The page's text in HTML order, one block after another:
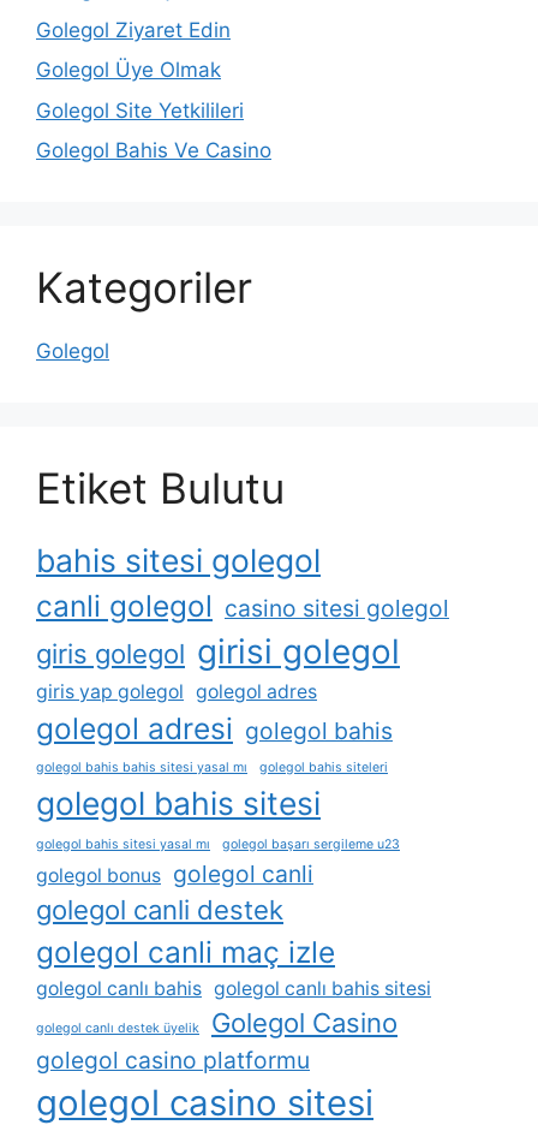
Golegol Ziyaret Edin
Golegol Üye Olmak
Golegol Site Yetkilileri
Golegol Bahis Ve Casino
Kategoriler
Golegol
Etiket Bulutu
bahis sitesi golegol
canli golegol casino sitesi golegol
giris golegol girisi golegol
giris yap golegol golegol adres
golegol adresi golegol bahis
golegol bahis bahis sitesi yasal mı golegol bahis siteleri
golegol bahis sitesi
golegol bahis sitesi yasal mı golegol başarı sergileme u23
golegol bonus golegol canli
golegol canli destek
golegol canli maç izle
golegol canlı bahis golegol canlı bahis sitesi
golegol canlı destek üyelik Golegol Casino
golegol casino platformu
golegol casino sitesi